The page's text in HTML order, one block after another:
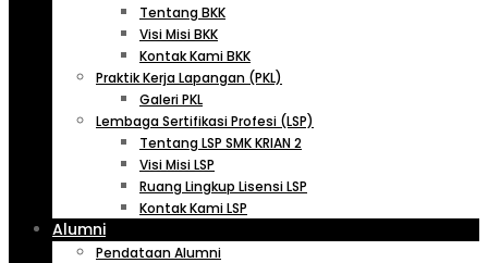
Tentang BKK
Visi Misi BKK
Kontak Kami BKK
Praktik Kerja Lapangan (PKL)
Galeri PKL
Lembaga Sertifikasi Profesi (LSP)
Tentang LSP SMK KRIAN 2
Visi Misi LSP
Ruang Lingkup Lisensi LSP
Kontak Kami LSP
Alumni
Pendataan Alumni